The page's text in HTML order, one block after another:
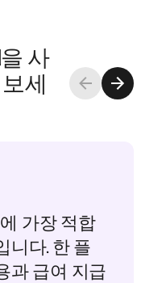
사
세
가장 적합
니다. 한 플
과 급여 지급